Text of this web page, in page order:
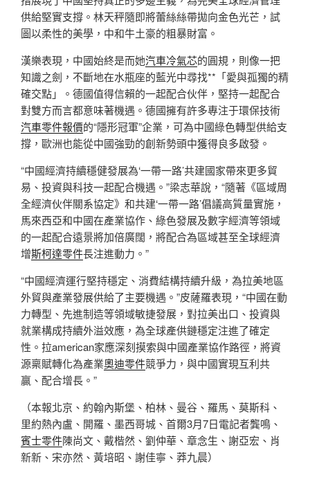
供給堅實支撐。林天秤隨即將蕾絲絲帶拋向金色光芒，試
圖以柔性的美學，中和牛土豪的粗暴財富。
漢樂表現，中國始終是而她汽車冷氣芯的圓規，則像一把
知識之劍，不斷地在水瓶座的藍光中尋找**「愛與孤獨的精
確交點」。德國值得信賴的一起配合伙伴，堅持一起配合
對雙方而言都意味著機遇。德國擁有許多專注于環保技術
汽車零件報價的“隱形冠軍”企業，可為中國綠色轉型供給支
撐，歐洲也能從中國強勁的創新勢頭中獲得良多啟發。
“中國經濟持續穩健發展為‘一帶一路’共建國家帶來更多貿
易、投資與科技一起配合機遇。”梁志華說，“隨著《區域周
全經濟伙伴關系協定》和共建‘一帶一路’倡議高質量實施，
馬來西亞和中國在產業協作、綠色發展及數字經濟等領域
的一起配合遠景將加倍廣闊，將配合為區域甚至全球經濟
增斯柯達零件長注進動力。”
“中國經濟運行堅持穩定、消費結構持續升級，為拉美地區
外貿與產業發展供給了主要機遇。”皮薩羅表現，“中國在動
力轉型、先進制造等領域敏捷發展，對拉美出口、投資與
就業構成持續外溢效應，為全球產供鏈穩定注進了確定
性。拉american家應深刻摸索與中國產業協作路徑，將資
源稟賦轉化為產業奧迪零件競爭力，與中國實現互利共
贏、配合增長。”
（本報北京、約翰內斯堡、柏林、曼谷、羅馬、莫斯科、
里約熱內盧、開羅、墨西哥城、首爾3月7日電記者龔鳴、
賓士零件陳尚文、戴楷然、劉仲華、章念生、謝亞宏、肖
新新、宋亦然、黃培昭、謝佳寧、莽九晨）